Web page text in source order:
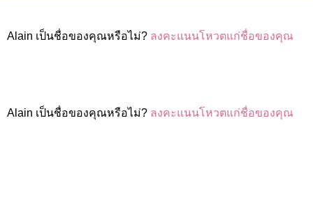
Alain เป็นชื่อของคุณหรือไม่? ลงคะแนนโหวตแก่ชื่อของคุณ
Alain เป็นชื่อของคุณหรือไม่? ลงคะแนนโหวตแก่ชื่อของคุณ